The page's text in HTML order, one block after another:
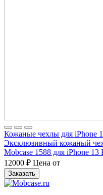
Кожаные чехлы для iPhone
Эксклюзивный кожаный
Mobcase 1588 для iPhone 13
12000 ₽ Цена от
Заказать